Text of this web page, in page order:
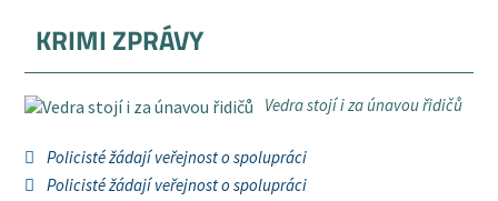
KRIMI ZPRÁVY
Vedra stojí i za únavou řidičů
Policisté žádají veřejnost o spolupráci
Policisté žádají veřejnost o spolupráci